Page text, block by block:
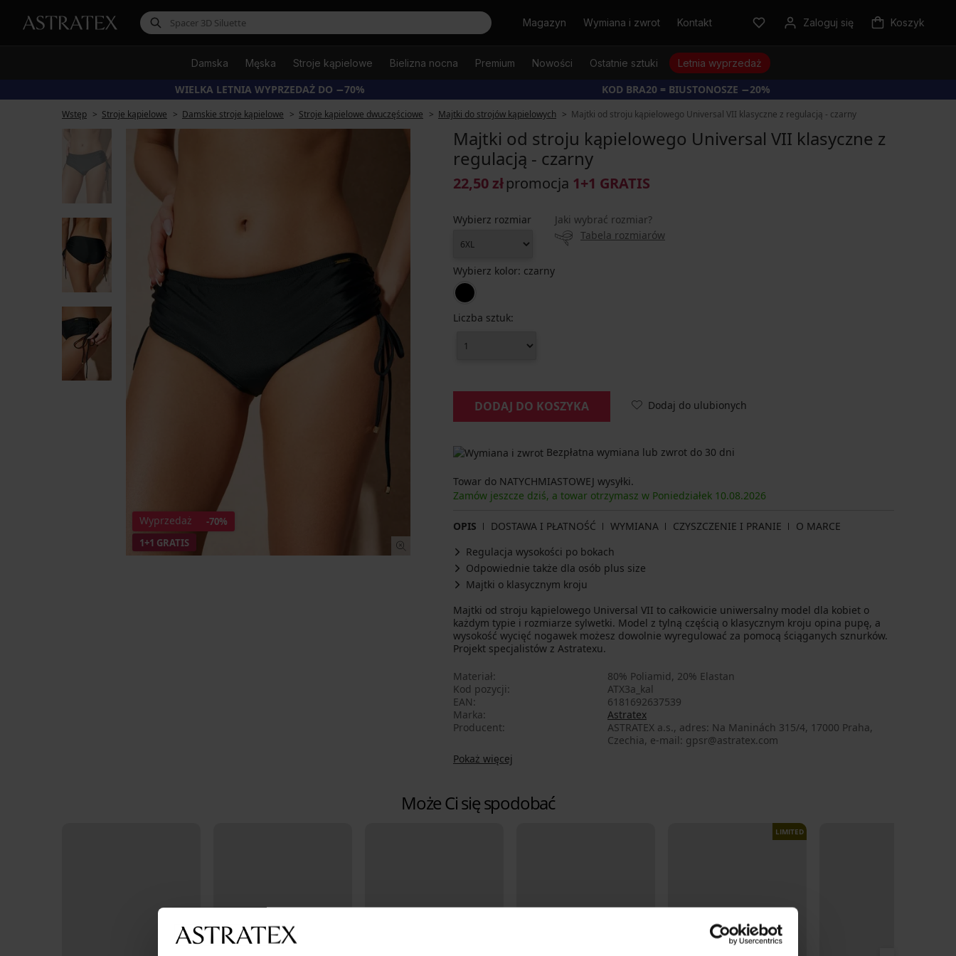
SzukajMagazyn Wymiana i zwrot Kontakt Zaloguj się Koszyk
Damska Męska Stroje kąpielowe Bielizna nocna Premium Nowości Ostatnie sztuki Letnia wyprzedaż
WIELKA LETNIA WYPRZEDAŻ DO −70% KOD BRA20 = BIUSTONOSZE −20%
Wstęp Stroje kąpielowe Damskie stroje kąpielowe Stroje kąpielowe dwuczęściowe Majtki do strojów kąpielowych Majtki od stroju kąpielowego Universal VII klasyczne z regulacją - czarny
Wyprzedaż
-70%
1+1 GRATIS
Majtki od stroju kąpielowego Universal VII klasyczne z
regulacją - czarny
22,50 złpromocja 1+1 GRATIS
Wybierz rozmiar
Jaki wybrać rozmiar?
Tabela rozmiarów
Wybierz kolor: czarny
Liczba sztuk:
DODAJ DO KOSZYKA Dodaj do ulubionych
Bezpłatna wymiana lub zwrot do 30 dni
Towar do NATYCHMIASTOWEJ wysyłki.
Zamów jeszcze dziś, a towar otrzymasz w Poniedziałek 10.08.2026
OPIS DOSTAWA I PŁATNOŚĆ WYMIANA CZYSZCZENIE I PRANIE
O MARCE
Regulacja wysokości po bokach
Odpowiednie także dla osób plus size
Majtki o klasycznym kroju
Majtki od stroju kąpielowego Universal VII to całkowicie uniwersalny model dla kobiet o
każdym typie i rozmiarze sylwetki. Model z tylną częścią o klasycznym kroju opina pupę, a
wysokość wycięć nogawek możesz dowolnie wyregulować za pomocą ściąganych sznurków.
Projekt specjalistów z Astratexu.
Materiał
80% Poliamid, 20% Elastan
Kod pozycji
ATX3a_kal
EAN
6181692637539
Marka
Astratex
Producent
ASTRATEX a.s., adres: Na Maninách 315/4, 17000 Praha,
Czechia, e-mail: gpsr@astratex.com
Pokaż więcej
Może Ci się spodobać
LIMITED